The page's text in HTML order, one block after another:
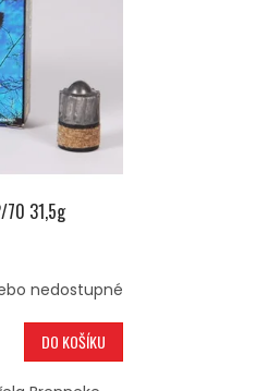
70 31,5g
nedostupné
DO KOŠÍKU